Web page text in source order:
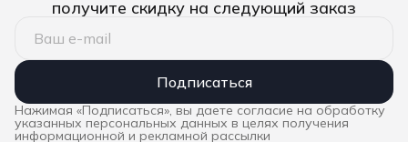
получите скидку на следующий заказ
Подписаться
Нажимая «Подписаться», вы даете согласие на обработку
указанных персональных данных в целях получения
информационной и рекламной рассылки